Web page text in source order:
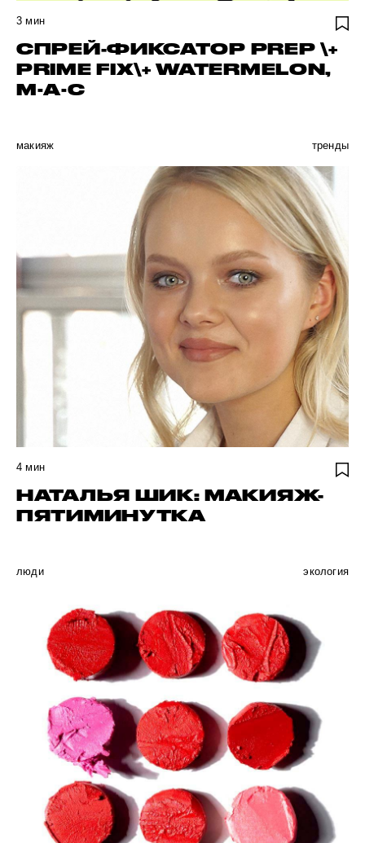
3 мин
СПРЕЙ-ФИКСАТОР PREP \+
PRIME FIX\+ WATERMELON,
M·A·C
макияж тренды
4 мин
НАТАЛЬЯ ШИК: МАКИЯЖ-
ПЯТИМИНУТКА
люди экология